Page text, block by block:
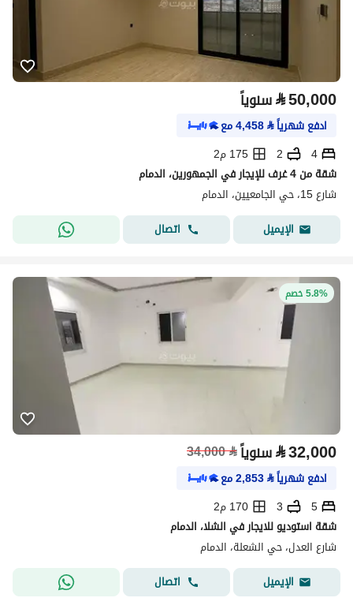
⃁50,000 سنوياً
ادفع شهرياً⃁
4,458مع
4
2
175 م2
شقة من 4 غرف للإيجار في الجمهورين، الدمام
شارع 15، حي الجامعيين، الدمام
الإيميل
اتصال
5.8% خصم
⃁32,000 سنوياً⃁
34,000
ادفع شهرياً⃁
2,853مع
5
3
170 م2
شقة استوديو للايجار في الشلا، الدمام
شارع العدل، حي الشعلة، الدمام
الإيميل
اتصال